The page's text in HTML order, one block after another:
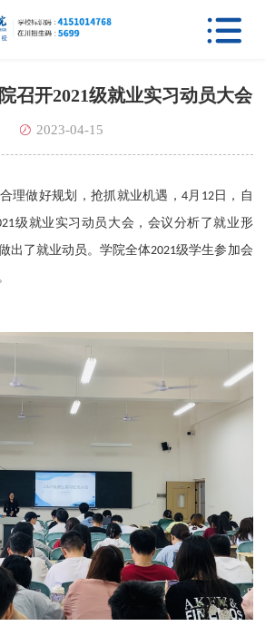

召开2021级就业实习动员大会
2023-04-15
合理做好规划，抢抓就业机遇，4 月 12日 ， 自
级就业 实习 动员大会，会议分析了就业形
出了就业动员。学院全体2021级学生参加会